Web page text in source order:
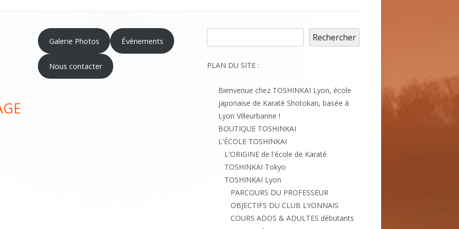
Galerie Photos Évènements
Nous contacter
Rechercher
PLAN DU SITE :
Bienvenue chez TOSHINKAI Lyon, école
japonaise de Karaté Shotokan, basée à
Lyon Villeurbanne !
BOUTIQUE TOSHINKAI
L'ÉCOLE TOSHINKAI
L'ORIGINE de l'école de Karaté
TOSHINKAI Tokyo
TOSHINKAI Lyon
PARCOURS DU PROFESSEUR
OBJECTIFS DU CLUB LYONNAIS
COURS ADOS & ADULTES débutants